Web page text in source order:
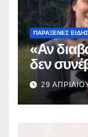
ΠΑΡΆΞΕΝΕΣ
«Αν
δεν
29